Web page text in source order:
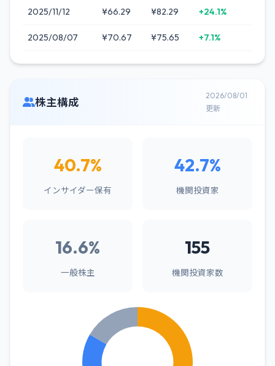
2025/11/12 ¥66.29 ¥82.29 +24.1%
2025/08/07 ¥70.67 ¥75.65 +7.1%
株主構成
2026/08/01
更新
40.7%
インサイダー保有
42.7%
機関投資家
16.6%
一般株主
155
機関投資家数